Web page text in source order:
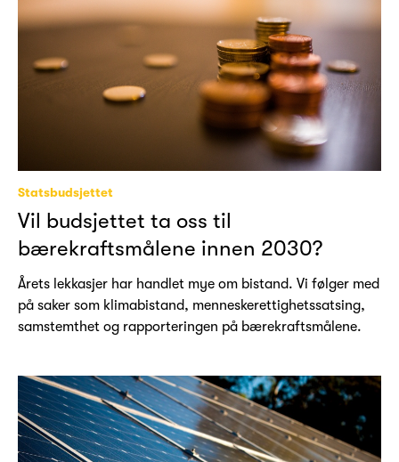
Statsbudsjettet
Vil budsjettet ta oss til
bærekraftsmålene innen 2030?
Årets lekkasjer har handlet mye om bistand. Vi følger med
på saker som klimabistand, menneskerettighetssatsing,
samstemthet og rapporteringen på bærekraftsmålene.